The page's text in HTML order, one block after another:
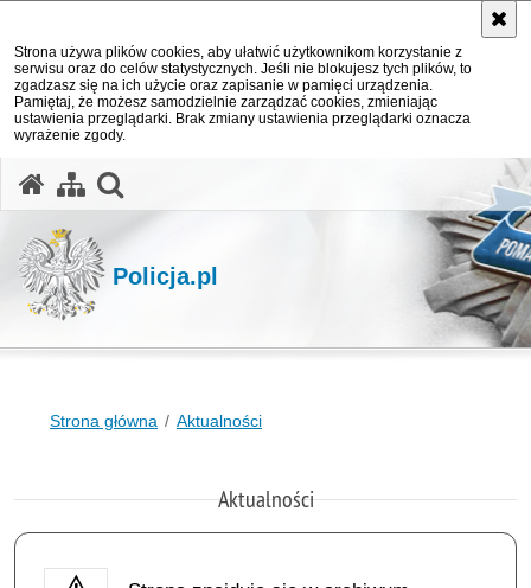
Strona używa plików cookies, aby ułatwić użytkownikom korzystanie z
serwisu oraz do celów statystycznych. Jeśli nie blokujesz tych plików, to
zgadzasz się na ich użycie oraz zapisanie w pamięci urządzenia.
Pamiętaj, że możesz samodzielnie zarządzać cookies, zmieniając
ustawienia przeglądarki. Brak zmiany ustawienia przeglądarki oznacza
wyrażenie zgody.
Policja.pl
Strona główna Aktualności
Aktualności